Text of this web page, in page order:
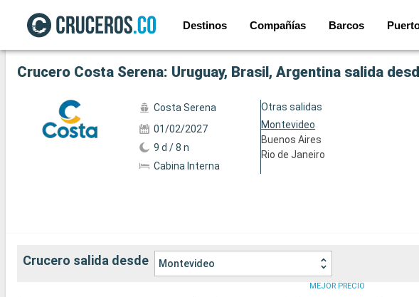
Destinos Compañías Barcos
Ver las 5 fotos siguientes
Crucero Costa Serena: Uruguay, Brasil, Argentina salida
Costa Serena
01/02/2027
9 d / 8 n
Cabina Interna
Otras salidas
Montevideo
Buenos Aires
Rio de Janeiro
Crucero salida desde Montevideo
MEJOR PRECIO